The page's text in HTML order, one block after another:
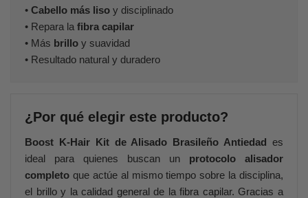
• Cabello más liso y disciplinado
• Repara la fibra capilar
• Más brillo y suavidad
• Resultado natural y duradero
¿Por qué elegir este producto?
Boost K-Hair Kit de Alisado Brasileño Antiedad es
ideal para quienes buscan un protocolo alisador
completo que actúe al mismo tiempo sobre la disciplina,
el brillo y la calidad general de la fibra capilar. Gracias a